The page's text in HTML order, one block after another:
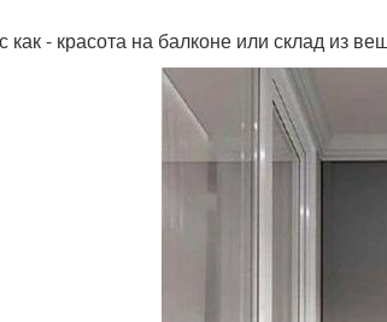
как - красота на балконе или склад из